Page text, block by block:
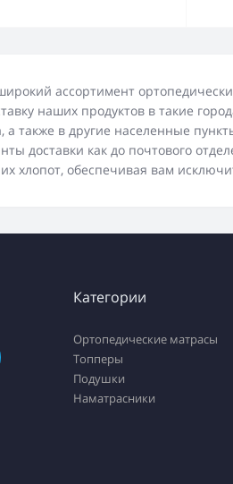
ассортимент
наших продуктов в такие
также в другие населенные
доставки как до почтового
хлопот, обеспечивая вам
Категории
Ортопедические матрасы
Топперы
Подушки
Наматрасники